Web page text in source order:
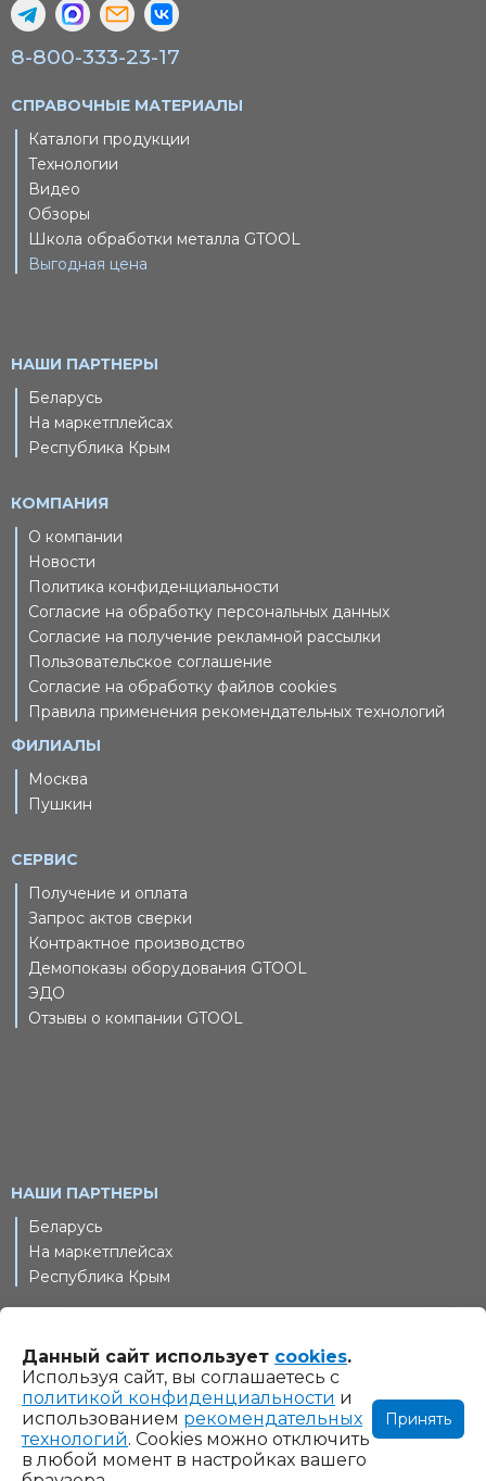
8-800-333-23-17
СПРАВОЧНЫЕ МАТЕРИАЛЫ
Каталоги продукции
Технологии
Видео
Обзоры
Школа обработки металла GTOOL
Выгодная цена
НАШИ ПАРТНЕРЫ
Беларусь
На маркетплейсах
Республика Крым
КОМПАНИЯ
О компании
Новости
Политика конфиденциальности
Согласие на обработку персональных данных
Согласие на получение рекламной рассылки
Пользовательское соглашение
Согласие на обработку файлов cookies
Правила применения рекомендательных технологий
ФИЛИАЛЫ
Москва
Пушкин
СЕРВИС
Получение и оплата
Запрос актов сверки
Контрактное производство
Демопоказы оборудования GTOOL
ЭДО
Отзывы о компании GTOOL
НАШИ ПАРТНЕРЫ
Беларусь
На маркетплейсах
Республика Крым
© 2011-2026 Шлифовальные технологии, ООО. Все права
защищены
Информация на сайте www.gtool.ru не является
публичной офертой. Указанные на сайте www.gtool.ru
Данный сайт использует cookies.
Используя сайт, вы соглашаетесь с
политикой конфиденциальности и
использованием рекомендательных
технологий. Cookies можно отключить
в любой момент в настройках вашего
Принять